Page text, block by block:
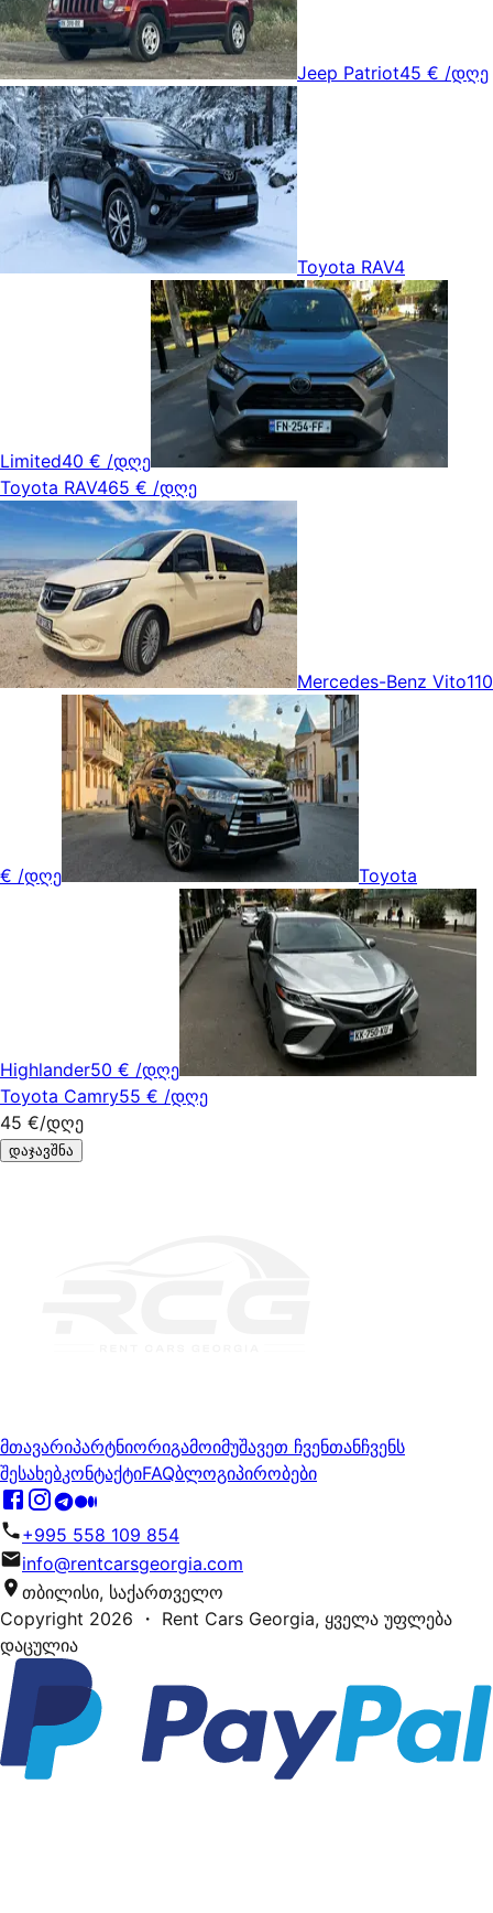
Jeep Patriot45 € /დღე
Toyota RAV4
Limited40 € /დღე
Toyota RAV465 € /დღე
Mercedes-Benz Vito110
€ /დღე Toyota
Highlander50 € /დღე
Toyota Camry55 € /დღე
45 €/დღე
დაჯავშნა
მთავარიპარტნიორიგამოიმუშავეთ ჩვენთანჩვენს
შესახებკონტაქტიFAQბლოგიპირობები
+995 558 109 854
info@rentcarsgeorgia.com
თბილისი, საქართველო
Copyright 2026 ・ Rent Cars Georgia, ყველა უფლება
დაცულია